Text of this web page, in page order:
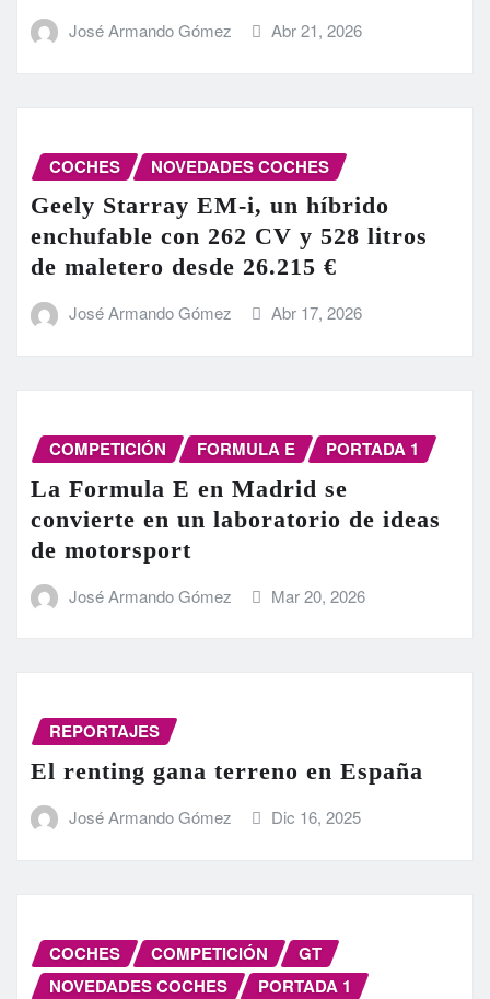
José Armando Gómez Abr 21, 2026
COCHES NOVEDADES COCHES
Geely Starray EM-i, un híbrido
enchufable con 262 CV y 528 litros
de maletero desde 26.215 €
José Armando Gómez Abr 17, 2026
COMPETICIÓN FORMULA E PORTADA 1
La Formula E en Madrid se
convierte en un laboratorio de ideas
de motorsport
José Armando Gómez Mar 20, 2026
REPORTAJES
El renting gana terreno en España
José Armando Gómez Dic 16, 2025
COCHES COMPETICIÓN
GT
NOVEDADES COCHES
PORTADA 1